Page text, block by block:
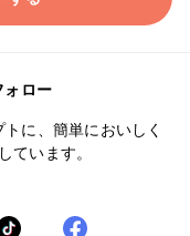
ォロー
に、簡単においしく
ています。